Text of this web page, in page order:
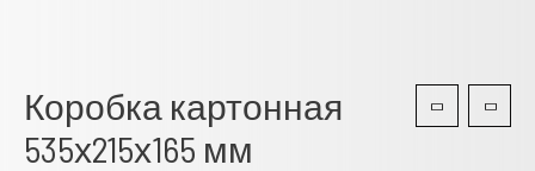
Коробка картонная
535х215х165 мм